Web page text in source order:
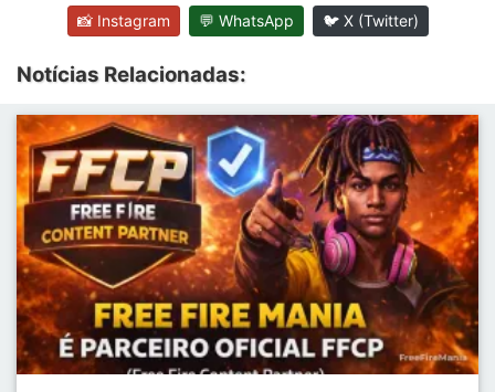
📸 Instagram 💬 WhatsApp 🐦 X (Twitter)
Notícias Relacionadas: